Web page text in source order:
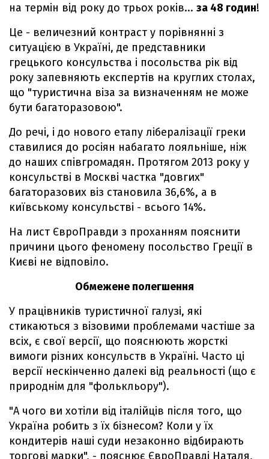
на термін від року до трьох років... за 48 годин!
Це - величезний контраст у порівнянні з
ситуацією в Україні, де представники
грецького консульства і посольства рік від
року запевняють експертів на круглих столах,
що "туристична віза за визначенням не може
бути багаторазовою".
До речі, і до нового етапу лібералізації греки
ставилися до росіян набагато лояльніше, ніж
до наших співгромадян. Протягом 2013 року у
консульстві в Москві частка "довгих"
багаторазових віз становила 36,6%, а в
київському консульстві - всього 14%.
На лист ЄвроПравди з проханням пояснити
причини цього феномену посольство Греції в
Києві не відповіло.
Обмежене полегшення
У працівників туристичної галузі, які
стикаються з візовими проблемами частіше за
всіх, є свої версії, що пояснюють жорсткі
вимоги різних консульств в Україні. Часто ці
версії нескінченно далекі від реальності (що є
природнім для "фолькльору").
"А чого ви хотіли від італійців після того, що
Україна робить з їх бізнесом? Коли у їх
кондитерів наші суди незаконно відбирають
торгові марки", - пояснює ЄвроПравді Наталя,